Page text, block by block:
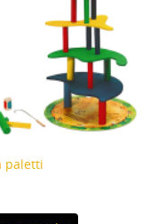
paletti